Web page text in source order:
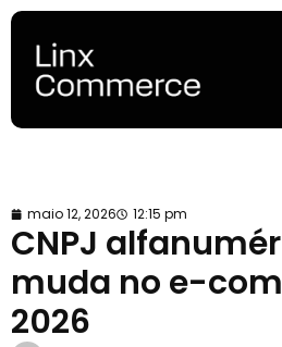
maio 12, 2026 12:15 pm
CNPJ
muda no e-
2026